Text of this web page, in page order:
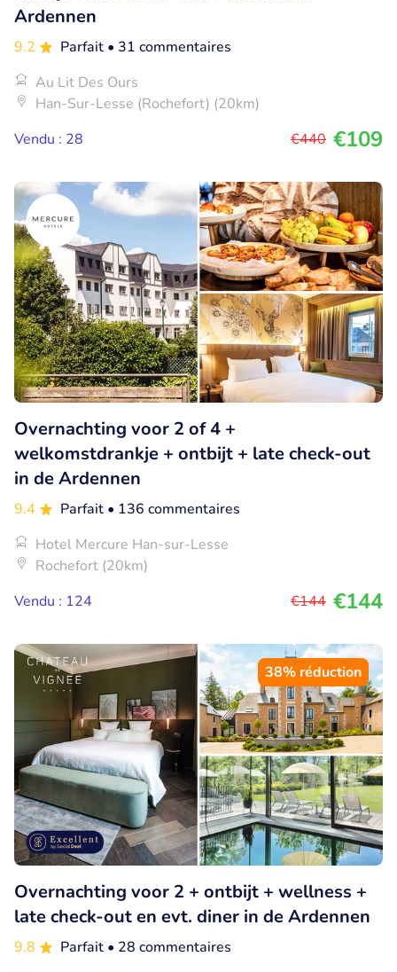
Ardennen
9.2 Parfait • 31 commentaires
Au Lit Des Ours
Han-Sur-Lesse (Rochefort) (20km)
Vendu : 28
€440 €109
Overnachting voor 2 of 4 +
welkomstdrankje + ontbijt + late check-out
in de Ardennen
9.4 Parfait • 136 commentaires
Hotel Mercure Han-sur-Lesse
Rochefort (20km)
Vendu : 124
€144 €144
38% réduction
Overnachting voor 2 + ontbijt + wellness +
late check-out en evt. diner in de Ardennen
9.8 Parfait • 28 commentaires